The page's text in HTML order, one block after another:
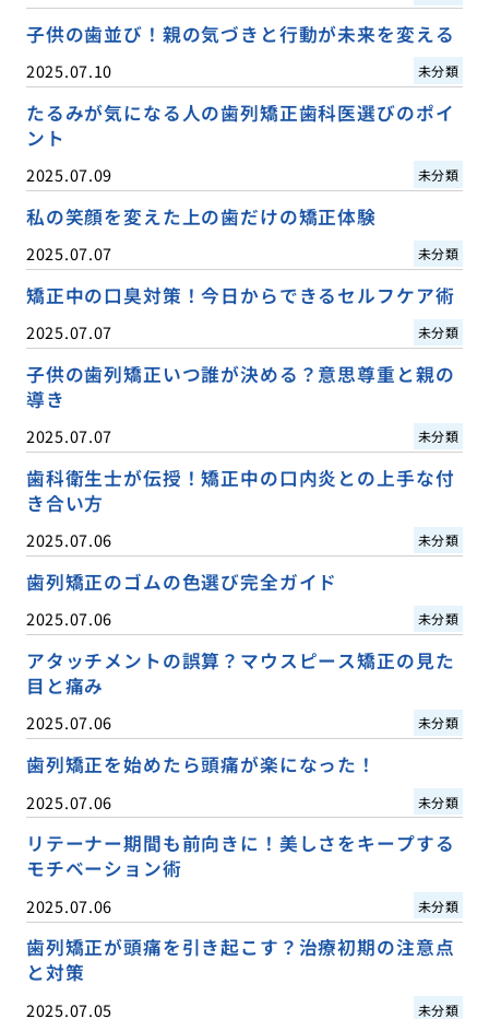
子供の歯並び！親の気づきと行動が未来を変える
2025.07.10 未分類
たるみが気になる人の歯列矯正歯科医選びのポイ
ント
2025.07.09 未分類
私の笑顔を変えた上の歯だけの矯正体験
2025.07.07 未分類
矯正中の口臭対策！今日からできるセルフケア術
2025.07.07 未分類
子供の歯列矯正いつ誰が決める？意思尊重と親の
導き
2025.07.07 未分類
歯科衛生士が伝授！矯正中の口内炎との上手な付
き合い方
2025.07.06 未分類
歯列矯正のゴムの色選び完全ガイド
2025.07.06 未分類
アタッチメントの誤算？マウスピース矯正の見た
目と痛み
2025.07.06 未分類
歯列矯正を始めたら頭痛が楽になった！
2025.07.06 未分類
リテーナー期間も前向きに！美しさをキープする
モチベーション術
2025.07.06 未分類
歯列矯正が頭痛を引き起こす？治療初期の注意点
と対策
2025.07.05 未分類